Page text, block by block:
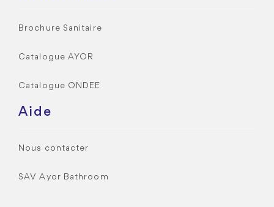
Brochure Sanitaire
Catalogue AYOR
Catalogue ONDEE
Aide
Nous contacter
SAV Ayor Bathroom